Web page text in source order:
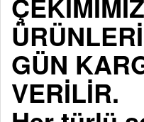
GÜN
VERİLİR.